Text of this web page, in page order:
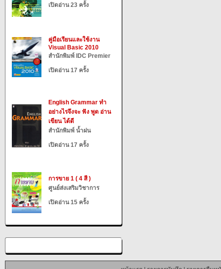
เปิดอ่าน 23 ครั้ง
คู่มือเรียนและใช้งาน
Visual Basic 2010
สำนักพิมพ์ IDC Premier
เปิดอ่าน 17 ครั้ง
English Grammar ทำ
อย่างไรจึงจะ ฟัง พูด อ่าน
เขียน ได้ดี
สำนักพิมพ์ น้ำฝน
เปิดอ่าน 17 ครั้ง
การขาย 1 ( 4 สี )
ศูนย์ส่งเสริมวิชาการ
เปิดอ่าน 15 ครั้ง